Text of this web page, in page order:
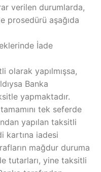
verilen durumlarda,
prosedürü aşağıda
İade
olarak yapılmışsa,
Banka
yapmaktadır.
tek seferde
yapılan taksitli
kartına iadesi
mağdur duruma
tutarları, yine taksitli